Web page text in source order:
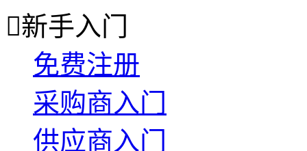
新手入门
免费注册
采购商入门
供应商入门